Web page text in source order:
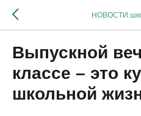
НОВОСТИ
Выпускной
классе – это
школьной